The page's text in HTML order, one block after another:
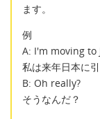
ます。
例
A: I'm moving to
私は来年日本に引
B: Oh really?
そうなんだ？